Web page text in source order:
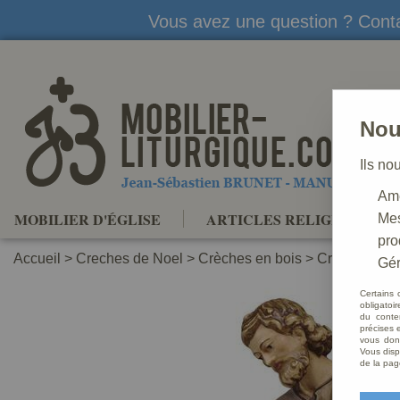
Vous avez une question ?
MOBILIER D'ÉGLISE ARTICLES RELIGIEUX
Accueil > Creches de Noel > Crèches en bois > Crèche en
Ils
Certains
du
précises
vous
Vous
de la